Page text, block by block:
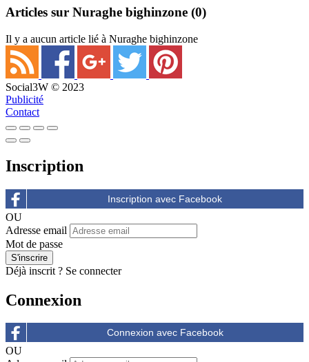
Articles sur Nuraghe bighinzone (0)
Il y a aucun article lié à Nuraghe bighinzone
Social3W © 2023
Publicité
Contact
Inscription
OU
Adresse email
Mot de passe
Déjà inscrit ? Se connecter
Connexion
OU